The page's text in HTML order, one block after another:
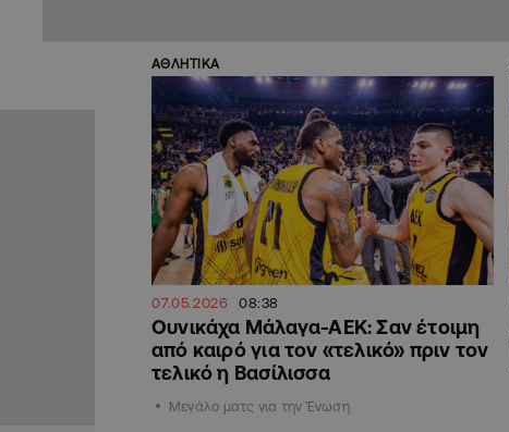
ΑΘΛΗΤΙΚΑ
07.05.2026 08:38
Ουνικάχα Μάλαγα-ΑΕΚ: Σαν έτοιμη
από καιρό για τον «τελικό» πριν τον
τελικό η Βασίλισσα
Μεγάλο ματς για την Ένωση